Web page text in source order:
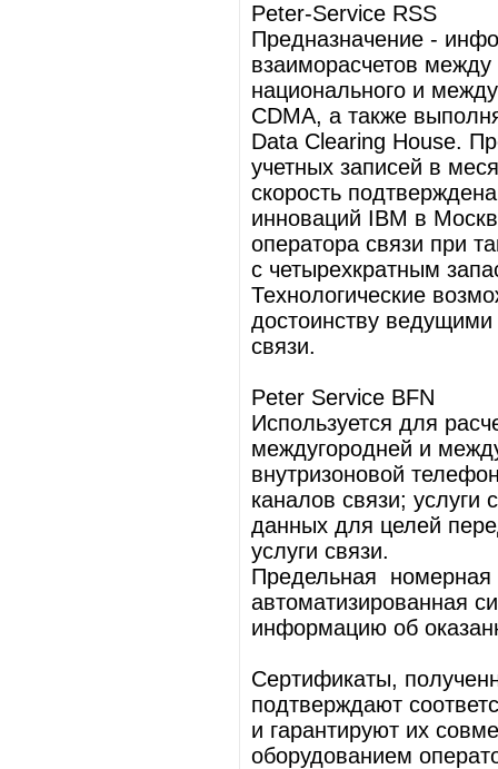
Peter-Service RSS
Предназначение -
взаиморасчетов
национального и
CDMA, а также
Data Clearing House.
учетных записей в
скорость
инноваций IBM в
оператора связи при
с четырехкратным
Технологические
достоинству ведущими
связи.
Peter Service BFN
Используется для
междугородней и
внутризоновой
каналов связи;
данных для целей
услуги связи.
Предельная
автоматизированная
информацию об
Сертификаты,
подтверждают
и гарантируют их
оборудованием